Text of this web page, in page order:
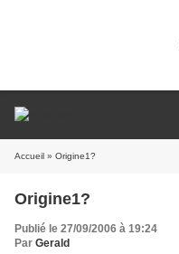
Accueil » Origine1?
Origine1?
Publié le 27/09/2006 à 19:24
Par Gerald